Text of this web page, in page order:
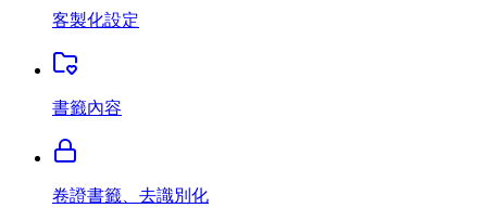
客製化設定
書籤內容
卷證書籤、去識別化